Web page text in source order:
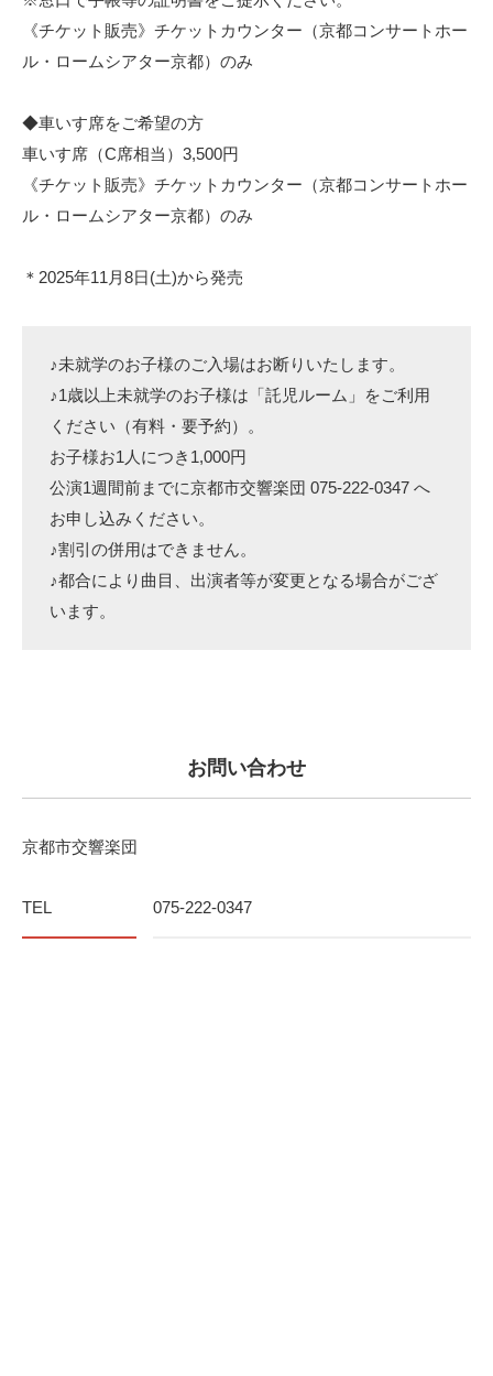
《チケット販売》チケットカウンター（京都コンサートホー
ル・ロームシアター京都）のみ
◆車いす席をご希望の方
車いす席（C席相当）3,500円
《チケット販売》チケットカウンター（京都コンサートホー
ル・ロームシアター京都）のみ
＊2025年11月8日(土)から発売
♪未就学のお子様のご入場はお断りいたします。
♪1歳以上未就学のお子様は「託児ルーム」をご利用
ください（有料・要予約）。
お子様お1人につき1,000円
公演1週間前までに京都市交響楽団 075-222-0347 へ
お申し込みください。
♪割引の併用はできません。
♪都合により曲目、出演者等が変更となる場合がござ
います。
お問い合わせ
京都市交響楽団
TEL 075-222-0347